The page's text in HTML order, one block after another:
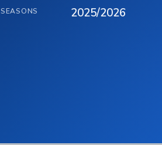
SEASONS 2025/2026